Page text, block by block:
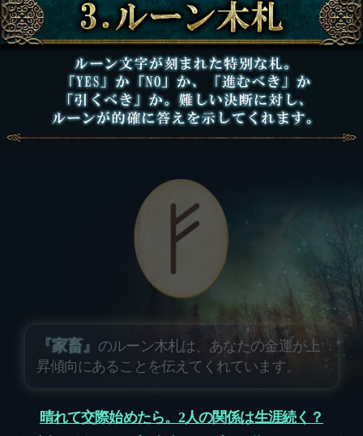
『家畜』 のルーン木札は、あなたの金運が上
昇傾向にあることを伝えてくれています。
晴れて交際始めたら。2人の関係は生涯続く？